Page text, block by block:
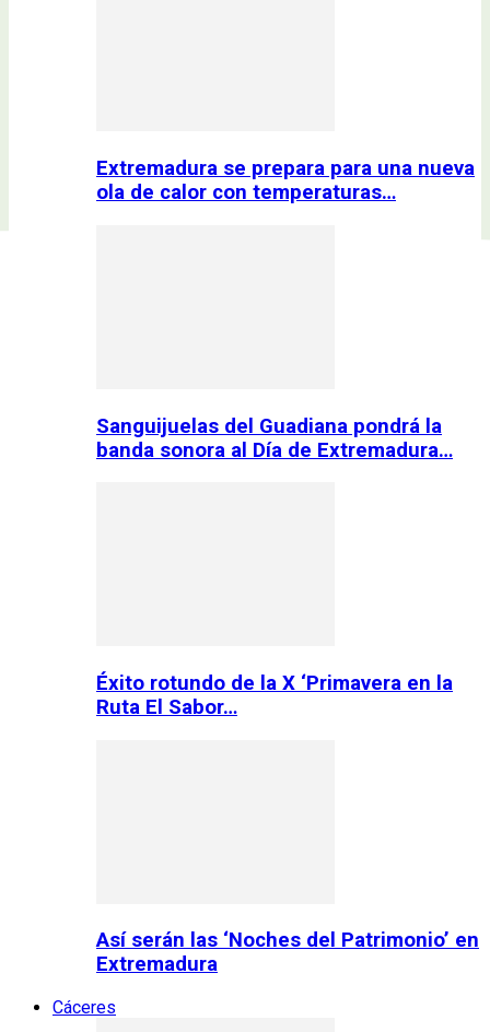
Extremadura se prepara para una nueva
ola de calor con temperaturas…
Sanguijuelas del Guadiana pondrá la
banda sonora al Día de Extremadura…
Éxito rotundo de la X ‘Primavera en la
Ruta El Sabor…
Así serán las ‘Noches del Patrimonio’ en
Extremadura
Cáceres